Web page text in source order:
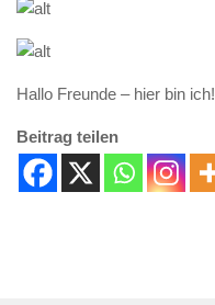
Hallo Freunde – hier bin ich!
Beitrag teilen